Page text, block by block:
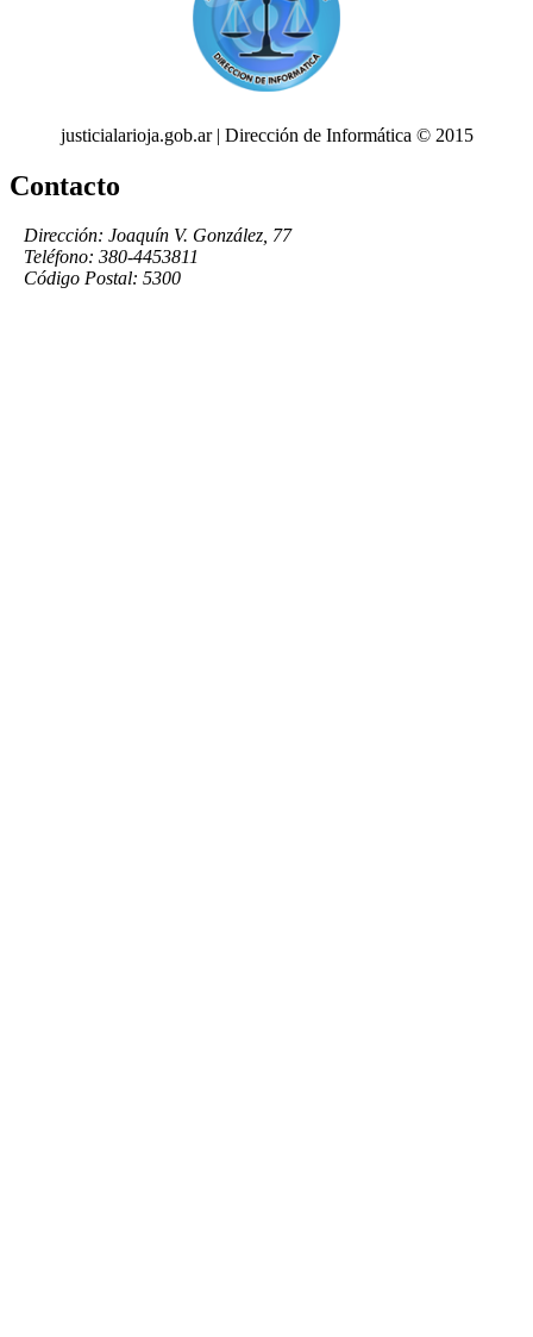
justicialarioja.gob.ar | Dirección de Informática © 2015
Contacto
Dirección: Joaquín V. González, 77
Teléfono: 380-4453811
Código Postal: 5300